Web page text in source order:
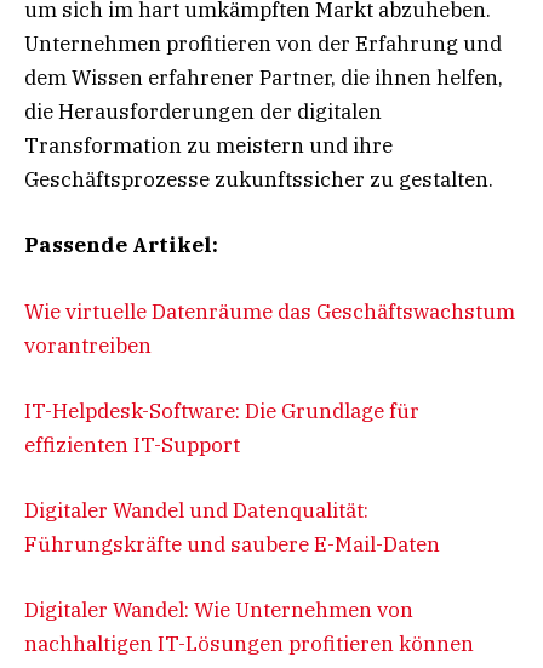
um sich im hart umkämpften Markt abzuheben.
Unternehmen profitieren von der Erfahrung und
dem Wissen erfahrener Partner, die ihnen helfen,
die Herausforderungen der digitalen
Transformation zu meistern und ihre
Geschäftsprozesse zukunftssicher zu gestalten.
Passende Artikel:
Wie virtuelle Datenräume das Geschäftswachstum
vorantreiben
IT-Helpdesk-Software: Die Grundlage für
effizienten IT-Support
Digitaler Wandel und Datenqualität:
Führungskräfte und saubere E-Mail-Daten
Digitaler Wandel: Wie Unternehmen von
nachhaltigen IT-Lösungen profitieren können